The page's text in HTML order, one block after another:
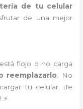
de tu celular
de una mejor
flojo o no carga
reemplazarlo . No
tu celular. ¡Te